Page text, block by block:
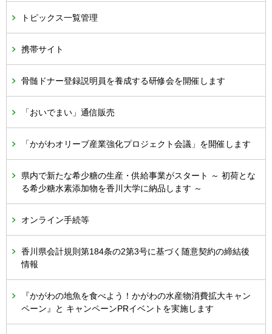
トピックス一覧管理
携帯サイト
骨髄ドナー登録説明員を養成する研修会を開催します
「おいでまい」通信販売
「かがわオリーブ産業強化プロジェクト会議」を開催します
県内で新たな希少糖の生産・供給事業がスタート ～ 初荷とな
る希少糖水素添加物を香川大学に納品します ～
オンライン手続等
香川県会計規則第184条の2第3号に基づく随意契約の締結後
情報
『かがわの地魚を食べよう！かがわの水産物消費拡大キャン
ペーン』と キャンペーンPRイベントを実施します